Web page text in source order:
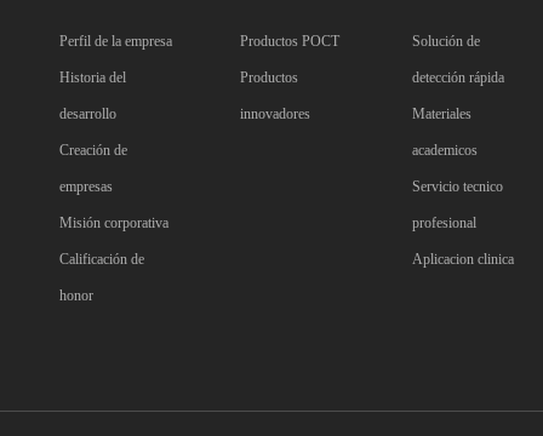
Perfil de la empresa
Historia del
desarrollo
Creación de
empresas
Misión corporativa
Calificación de
honor
Productos POCT
Productos
innovadores
Solución de
detección rápida
Materiales
academicos
Servicio tecnico
profesional
Aplicacion clinica